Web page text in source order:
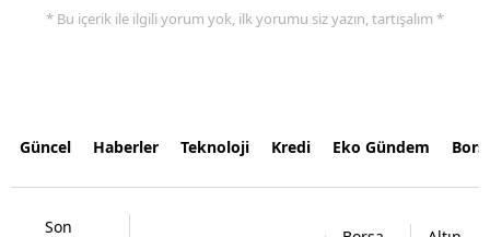
* Bu içerik ile ilgili yorum yok, ilk yorumu siz yazın, tartışalım *
Güncel Haberler Teknoloji Kredi Eko Gündem
Son